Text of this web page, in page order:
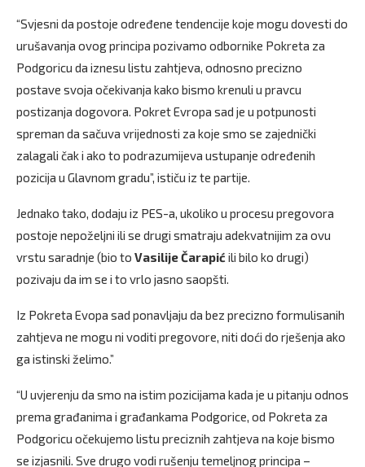
“Svjesni da postoje određene tendencije koje mogu dovesti do
urušavanja ovog principa pozivamo odbornike Pokreta za
Podgoricu da iznesu listu zahtjeva, odnosno precizno
postave svoja očekivanja kako bismo krenuli u pravcu
postizanja dogovora. Pokret Evropa sad je u potpunosti
spreman da sačuva vrijednosti za koje smo se zajednički
zalagali čak i ako to podrazumijeva ustupanje određenih
pozicija u Glavnom gradu”, ističu iz te partije.
Jednako tako, dodaju iz PES-a, ukoliko u procesu pregovora
postoje nepoželjni ili se drugi smatraju adekvatnijim za ovu
vrstu saradnje (bio to Vasilije Čarapić ili bilo ko drugi)
pozivaju da im se i to vrlo jasno saopšti.
Iz Pokreta Evopa sad ponavljaju da bez precizno formulisanih
zahtjeva ne mogu ni voditi pregovore, niti doći do rješenja ako
ga istinski želimo.”
“U uvjerenju da smo na istim pozicijama kada je u pitanju odnos
prema građanima i građankama Podgorice, od Pokreta za
Podgoricu očekujemo listu preciznih zahtjeva na koje bismo
se izjasnili. Sve drugo vodi rušenju temeljnog principa –